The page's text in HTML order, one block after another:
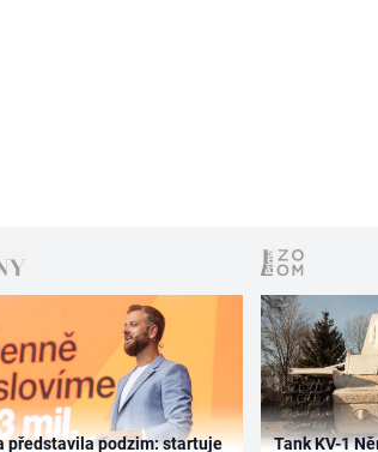
představila podzim: startuje Tank KV-1